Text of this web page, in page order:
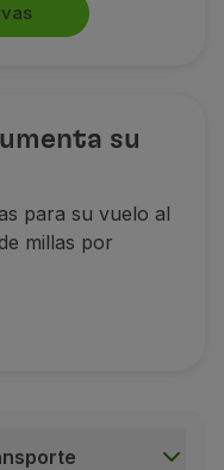
su
para su vuelo al
millas por